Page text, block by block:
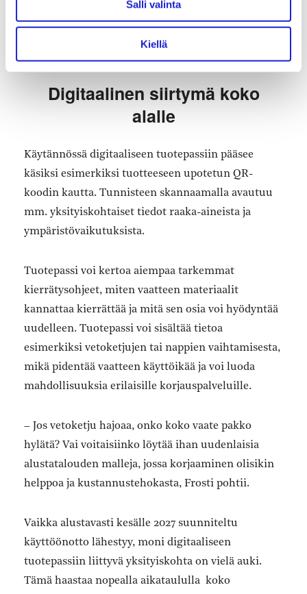
Salli valinta
Kiellä
hitsaamaan, palvelee myös työntekijää.
Digitaalinen siirtymä koko
alalle
Käytännössä digitaaliseen tuotepassiin pääsee
käsiksi esimerkiksi tuotteeseen upotetun QR-
koodin kautta. Tunnisteen skannaamalla avautuu
mm. yksityiskohtaiset tiedot raaka-aineista ja
ympäristövaikutuksista.
Tuotepassi voi kertoa aiempaa tarkemmat
kierrätysohjeet, miten vaatteen materiaalit
kannattaa kierrättää ja mitä sen osia voi hyödyntää
uudelleen. Tuotepassi voi sisältää tietoa
esimerkiksi vetoketjujen tai nappien vaihtamisesta,
mikä pidentää vaatteen käyttöikää ja voi luoda
mahdollisuuksia erilaisille korjauspalveluille.
– Jos vetoketju hajoaa, onko koko vaate pakko
hylätä? Vai voitaisiinko löytää ihan uudenlaisia
alustatalouden malleja, jossa korjaaminen olisikin
helppoa ja kustannustehokasta, Frosti pohtii.
Vaikka alustavasti kesälle 2027 suunniteltu
käyttöönotto lähestyy, moni digitaaliseen
tuotepassiin liittyvä yksityiskohta on vielä auki.
Tämä haastaa nopealla aikataululla koko